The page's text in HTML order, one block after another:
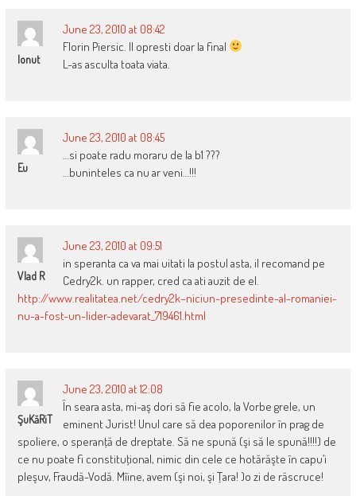
Ionut
June 23, 2010 at 08:42
Florin Piersic. Il opresti doar la final
L-as asculta toata viata.
Eu
June 23, 2010 at 08:45
…si poate radu moraru de la b1 ???
…buninteles ca nu ar veni…!!!
Vlad R
June 23, 2010 at 09:51
in speranta ca va mai uitati la postul asta, il recomand pe
Cedry2k. un rapper, cred ca ati auzit de el.
http://www.realitatea.net/cedry2k–niciun-presedinte-al-romaniei-
nu-a-fost-un-lider-adevarat_719461.html
ŞuKăRiT
June 23, 2010 at 12:08
În seara asta, mi-aş dori să fie acolo, la Vorbe grele, un
eminent Jurist! Unul care să dea poporenilor în prag de
spoliere, o speranţă de dreptate. Să ne spună (şi să le spună!!!!) de
ce nu poate fi constituţional, nimic din cele ce hotărăşte în capu’i
pleşuv, Fraudă-Vodă. Mîine, avem (şi noi, şi Ţara! )o zi de răscruce!